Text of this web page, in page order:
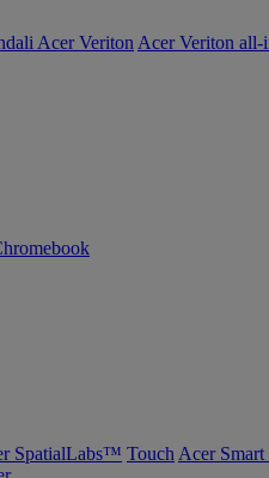
Acer Veriton Acer Veriton all-
SpatialLabs™ Touch Acer